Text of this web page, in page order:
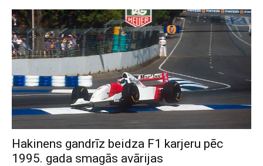
Hakinens gandrīz beidza F1 karjeru pēc
1995. gada smagās avārijas